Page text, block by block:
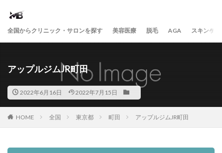
全国からクリニック・サロンを探す 美容医療 脱毛 AGA スキンケア
アップルジムJR町田
2022年6月16日 2022年7月15日
HOME 全国 東京都 町田 アップルジムJR町田